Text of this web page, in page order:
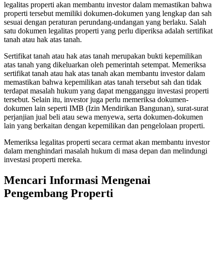
legalitas properti akan membantu investor dalam memastikan bahwa
properti tersebut memiliki dokumen-dokumen yang lengkap dan sah
sesuai dengan peraturan perundang-undangan yang berlaku. Salah
satu dokumen legalitas properti yang perlu diperiksa adalah sertifikat
tanah atau hak atas tanah.
Sertifikat tanah atau hak atas tanah merupakan bukti kepemilikan
atas tanah yang dikeluarkan oleh pemerintah setempat. Memeriksa
sertifikat tanah atau hak atas tanah akan membantu investor dalam
memastikan bahwa kepemilikan atas tanah tersebut sah dan tidak
terdapat masalah hukum yang dapat mengganggu investasi properti
tersebut. Selain itu, investor juga perlu memeriksa dokumen-
dokumen lain seperti IMB (Izin Mendirikan Bangunan), surat-surat
perjanjian jual beli atau sewa menyewa, serta dokumen-dokumen
lain yang berkaitan dengan kepemilikan dan pengelolaan properti.
Memeriksa legalitas properti secara cermat akan membantu investor
dalam menghindari masalah hukum di masa depan dan melindungi
investasi properti mereka.
Mencari Informasi Mengenai
Pengembang Properti